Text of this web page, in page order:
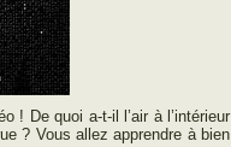
! De quoi a-t-il l’air à l’intérieur
? Vous allez apprendre à bien